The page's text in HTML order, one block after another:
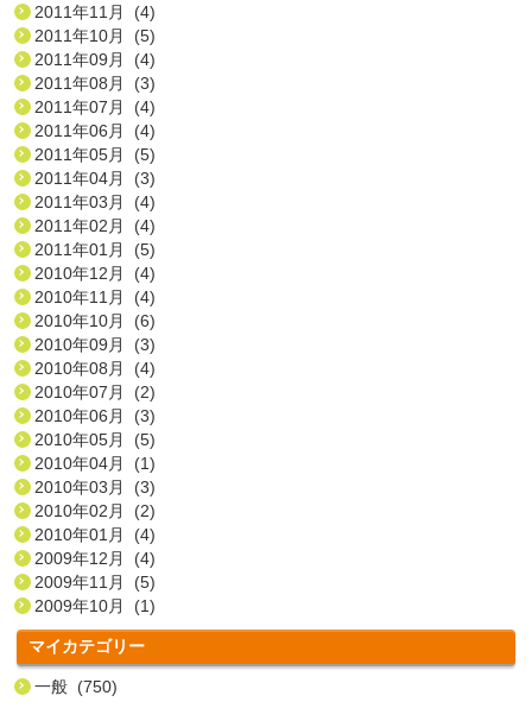
2011年11月 (4)
2011年10月 (5)
2011年09月 (4)
2011年08月 (3)
2011年07月 (4)
2011年06月 (4)
2011年05月 (5)
2011年04月 (3)
2011年03月 (4)
2011年02月 (4)
2011年01月 (5)
2010年12月 (4)
2010年11月 (4)
2010年10月 (6)
2010年09月 (3)
2010年08月 (4)
2010年07月 (2)
2010年06月 (3)
2010年05月 (5)
2010年04月 (1)
2010年03月 (3)
2010年02月 (2)
2010年01月 (4)
2009年12月 (4)
2009年11月 (5)
2009年10月 (1)
マイカテゴリー
一般 (750)